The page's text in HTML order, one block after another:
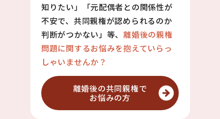
知りたい」「元配偶者との関係性が
不安で、共同親権が認められるのか
判断がつかない」等、離婚後の親権
問題に関するお悩みを抱えていらっ
しゃいませんか？
離婚後の共同親権で
お悩みの方